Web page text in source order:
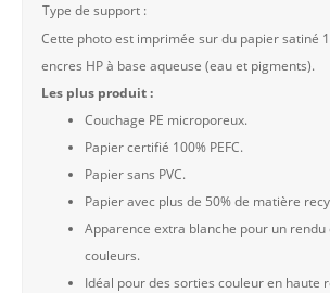
Type de support :
Cette photo est imprimée sur du papier satiné
encres HP à base aqueuse (eau et pigments).
Les plus produit :
Couchage PE microporeux.
Papier certifié 100% PEFC.
Papier sans PVC.
Papier avec plus de 50% de matière
Apparence extra blanche pour un rendu
couleurs.
Idéal pour des sorties couleur en haute